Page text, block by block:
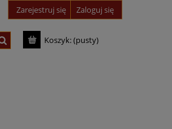
Zarejestruj się Zaloguj się
Koszyk:(pusty)